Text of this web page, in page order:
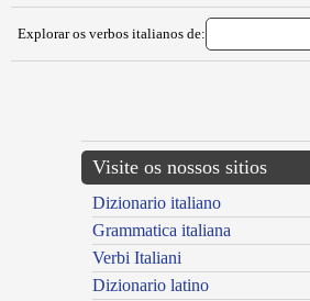
Explorar os verbos italianos de:
Visite os nossos sitios
Dizionario italiano
Grammatica italiana
Verbi Italiani
Dizionario latino